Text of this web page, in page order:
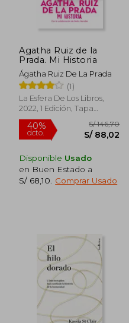
55%
dcto.
S/ 290,99
S/ 130,94
Agatha Ruiz de la
Prada. Mi Historia
Ágatha Ruiz De La Prada
(1)
La Esfera De Los Libros,
2022, 1 Edición, Tapa
Blanda, Nuevo
Disponible Usado
en Buen Estado a
S/ 68,10
Comprar Usado